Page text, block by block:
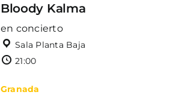
Bloody Kalma
en concierto
Sala Planta Baja
21:00
Granada